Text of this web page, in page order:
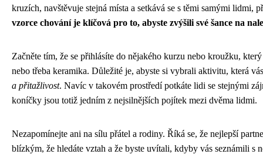
kruzích, navštěvuje stejná místa a setkává se s těmi samými
vzorce chování je klíčová pro to, abyste zvýšili své šance na
Začněte tím, že se přihlásíte do nějakého kurzu nebo kroužku,
nebo třeba keramika. Důležité je, abyste si vybrali aktivitu, která
a přitažlivost. Navíc v takovém prostředí potkáte lidi se stejnými
koníčky jsou totiž jedním z nejsilnějších pojítek mezi dvěma lidmi.
Nezapomínejte ani na sílu přátel a rodiny. Říká se, že nejlepší
blízkým, že hledáte vztah a že byste uvítali, kdyby vás seznámili s